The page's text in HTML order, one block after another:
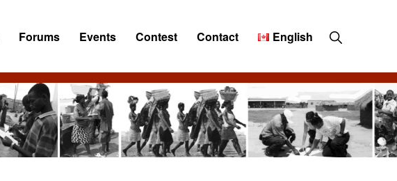
Forums Events Contest Contact English Show
Search